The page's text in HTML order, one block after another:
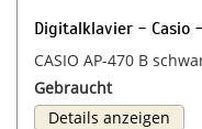
Digitalklavier - Casio
CASIO AP-470 B
Gebraucht
Details anzeigen